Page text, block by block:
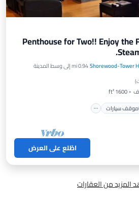
Penthouse for Two!! Enjoy the
Shorewood-Tower0.94 mi إلى وسط المدينة
)
1600 ft²
موقف سيارات
موقف سيارات
سبا
اطّلع على العرض
المزيد من العقارات